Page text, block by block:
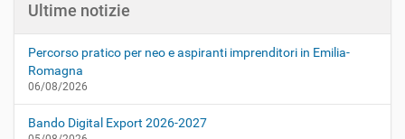
Ultime notizie
Percorso pratico per neo e aspiranti imprenditori in Emilia-
Romagna
06/08/2026
Bando Digital Export 2026-2027